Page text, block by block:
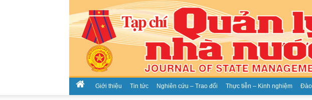
Giới thiệu Tin tức Nghiên cứu – Trao đổi Thực tiễn – Kinh nghiệm